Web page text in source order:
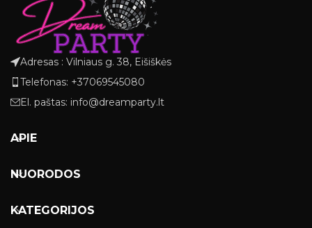
Adresas : Vilniaus g. 38, Eišiškės
Telefonas: +37069545080
El. paštas: info@dreamparty.lt
APIE
NUORODOS
KATEGORIJOS